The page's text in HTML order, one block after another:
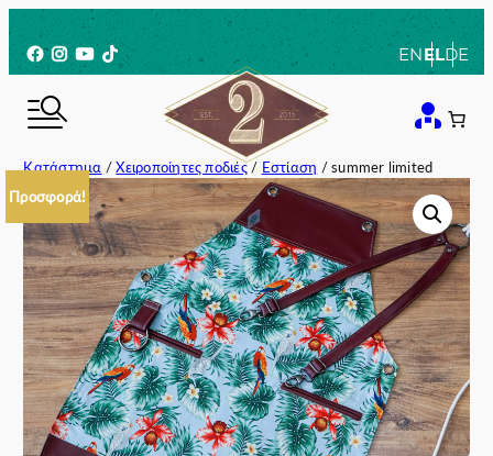
στο
περιεχόμενο
Facebook
Instagram
YouTube
TikTok ENELDE
Κατάστημα /Χειροποίητες ποδιές/ Εστίαση / summer limited
Προσφορά!